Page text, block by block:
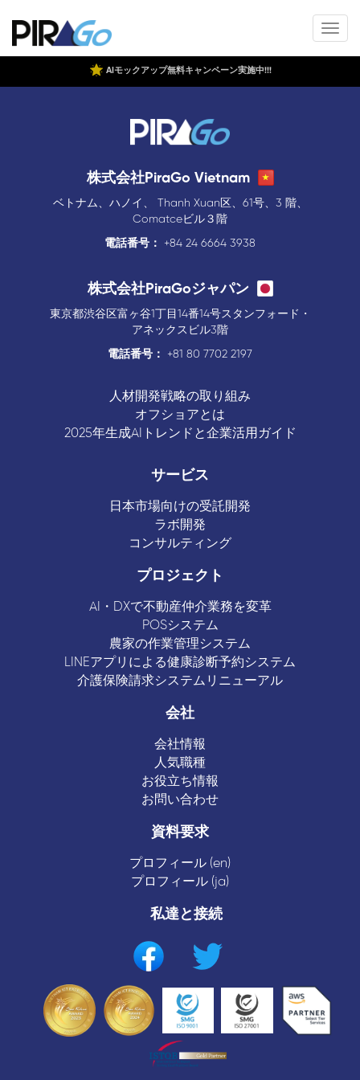
AIモックアップ無料キャンペーン実施中!!!
株式会社PiraGo Vietnam
ベトナム、ハノイ、 Thanh Xuan区、61号、3 階、
Comatceビル３階
電話番号：
+84 24 6664 3938
株式会社PiraGoジャパン
東京都渋谷区富ヶ谷1丁目14番14号スタンフォード・
アネックスビル3階
電話番号：
+81 80 7702 2197
人材開発戦略の取り組み
オフショアとは
2025年生成AIトレンドと企業活用ガイド
サービス
日本市場向けの受託開発
ラボ開発
コンサルティング
プロジェクト
AI・DXで不動産仲介業務を変革
POSシステム
農家の作業管理システム
LINEアプリによる健康診断予約システム
介護保険請求システムリニューアル
会社
会社情報
人気職種
お役立ち情報
お問い合わせ
資料要求
プロフィール (en)
プロフィール (ja)
私達と接続